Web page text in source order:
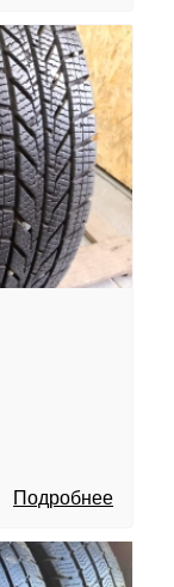
Подробнее